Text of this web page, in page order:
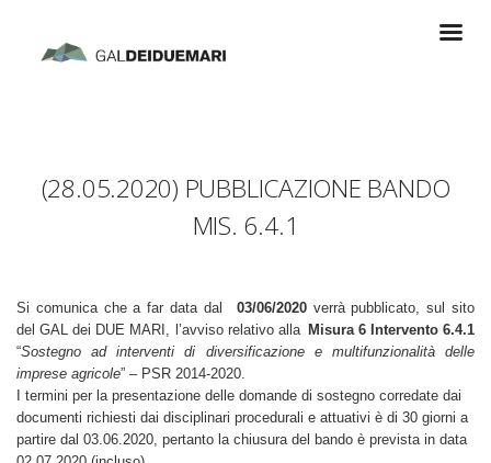
(28.05.2020) PUBBLICAZIONE BANDO
MIS. 6.4.1
Si comunica che a far data dal 03/06/2020verrà pubblicato, sul sito
del GAL dei DUE MARI, l’avviso relativo alla_ Misura 6 Intervento 6.4.1
“Sostegno ad interventi di diversificazione e multifunzionalità delle
imprese agricole” – PSR 2014-2020.
I termini per la presentazione delle domande di sostegno corredate dai
documenti richiesti dai disciplinari procedurali e attuativi è di 30 giorni a
partire dal 03.06.2020, pertanto la chiusura del bando è prevista in data